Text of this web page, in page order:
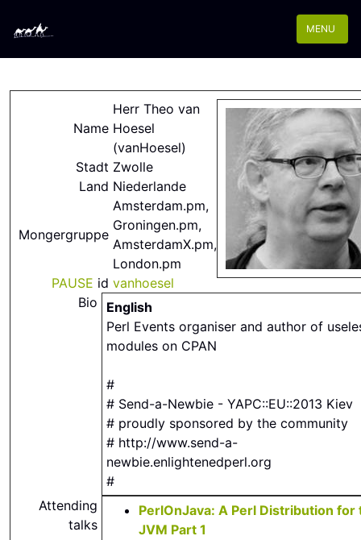
MENU
Name
Herr Theo van
Hoesel
(‎vanHoesel‎)
Stadt Zwolle
Land Niederlande
Mongergruppe
Amsterdam.pm,
Groningen.pm,
AmsterdamX.pm,
London.pm
PAUSE id vanhoesel
Bio
English
Perl Events organiser and author of
modules on CPAN
#
# Send-a-Newbie - YAPC::EU::2013 Kiev
# proudly sponsored by the community
# http://www.send-a-
newbie.enlightenedperl.org
#
Attending
talks
‎PerlOnJava: A Perl Distribution for
JVM Part 1‎